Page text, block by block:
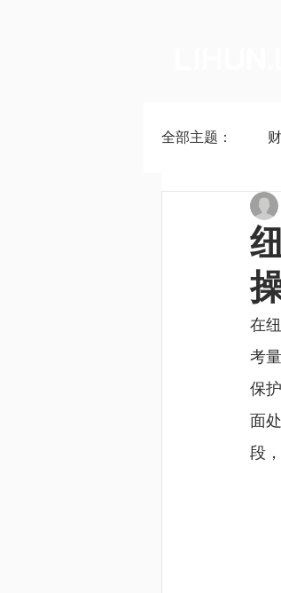
全部主题：
在
考
保
面
段